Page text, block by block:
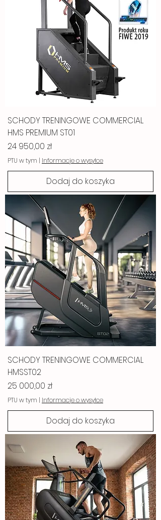
SCHODY TRENINGOWE COMMERCIAL
HMS PREMIUM ST01
Cena
24 950,00 zł
PTU w tym | Informacje o wysyłce
Dodaj do koszyka
SCHODY TRENINGOWE COMMERCIAL
HMSST02
Cena
25 000,00 zł
PTU w tym | Informacje o wysyłce
Dodaj do koszyka